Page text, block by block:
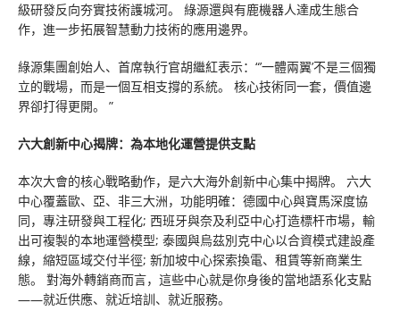
級研發反向夯實技術護城河。 綠源還與有鹿機器人達成生態合
作，進一步拓展智慧動力技術的應用邊界。
綠源集團創始人、首席執行官胡繼紅表示：“’一體兩翼’不是三個獨
立的戰場，而是一個互相支撐的系統。 核心技術同一套，價值邊
界卻打得更開。 ”
六大創新中心揭牌：為本地化運營提供支點
本次大會的核心戰略動作，是六大海外創新中心集中揭牌。 六大
中心覆蓋歐、亞、非三大洲，功能明確：德國中心與寶馬深度協
同，專注研發與工程化; 西班牙與奈及利亞中心打造標杆市場，輸
出可複製的本地運營模型; 泰國與烏茲別克中心以合資模式建設產
線，縮短區域交付半徑; 新加坡中心探索換電、租賃等新商業生
態。 對海外轉銷商而言，這些中心就是你身後的當地語系化支點
——就近供應、就近培訓、就近服務。